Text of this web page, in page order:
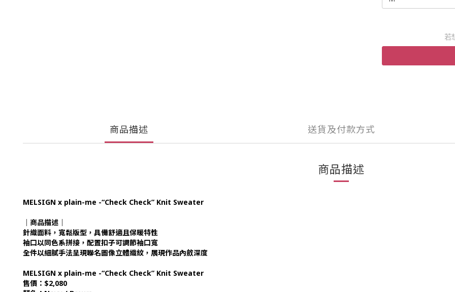
若
商品描述 送貨及付款方式
商品描述
MELSIGN x plain-me -“Check Check” Knit Sweater
｜商品描述｜
針織面料，寬鬆版型，具備舒適且保暖特性
袖口以同色系拼接，配置扣子可調節袖口寬
全件以細膩手法呈現聯名圖像立體織紋，展現作品內斂深度
MELSIGN x plain-me -“Check Check” Knit Sweater
售價：$2,080